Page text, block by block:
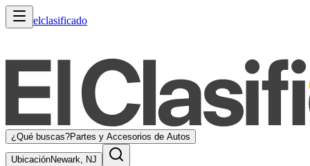
elclasificado
¿Qué buscas?Partes y Accesorios de Autos
UbicaciónNewark, NJ